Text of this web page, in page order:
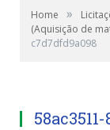
Home »
(Aquisição de
c7d7dfd9a098